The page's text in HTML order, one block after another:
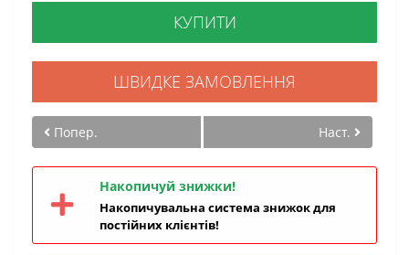
КУПИТИ
ШВИДКЕ ЗАМОВЛЕННЯ
Попер. Наст.
Накопичуй знижки!
Накопичувальна система знижок для
постійних клієнтів!